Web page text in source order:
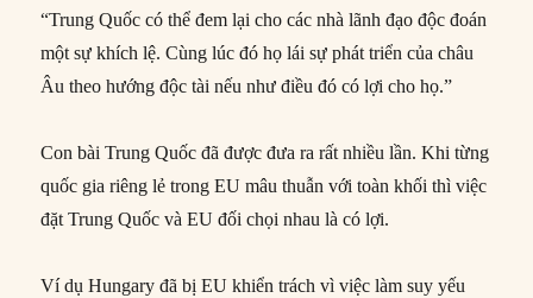
“Trung Quốc có thể đem lại cho các nhà lãnh đạo độc đoán
một sự khích lệ. Cùng lúc đó họ lái sự phát triển của châu
Âu theo hướng độc tài nếu như điều đó có lợi cho họ.”
Con bài Trung Quốc đã được đưa ra rất nhiều lần. Khi từng
quốc gia riêng lẻ trong EU mâu thuẫn với toàn khối thì việc
đặt Trung Quốc và EU đối chọi nhau là có lợi.
Ví dụ Hungary đã bị EU khiển trách vì việc làm suy yếu